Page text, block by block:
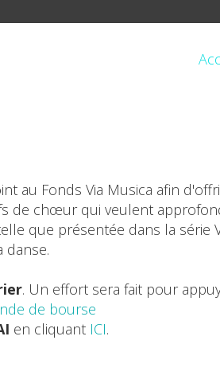
au Fonds Via Musica afin
de chœur qui veulent
que présentée dans la série
danse.
. Un effort sera fait pour
de bourse
en cliquant ICI.